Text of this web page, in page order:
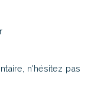
n'hésitez pas